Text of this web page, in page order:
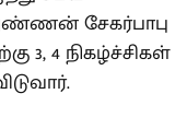
சேகர்பாபு
3, 4 நிகழ்ச்சிகள்